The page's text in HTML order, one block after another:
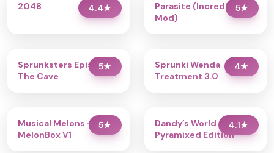
4.4★
2048 5★
Parasite (Incredibox
Mod)
5★
Sprunksters Episode 2:
The Cave
4★
Sprunki Wenda
Treatment 3.0
5★
Musical Melons –
MelonBox V1
4.1★
Dandy’s World
Pyramixed Edition